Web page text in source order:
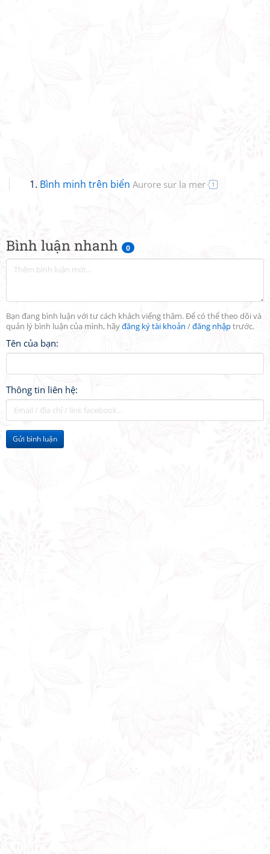
Bình luận nhanh 0
Bạn đang bình luận với tư cách khách viếng thăm. Để có thể theo dõi và
quản lý bình luận của mình, hãyđăng ký tài khoản /đăng nhậptrước.
Tên của bạn:
Thông tin liên hệ:
Gửi bình luận
Bình minh trên biển Aurore sur la mer 1